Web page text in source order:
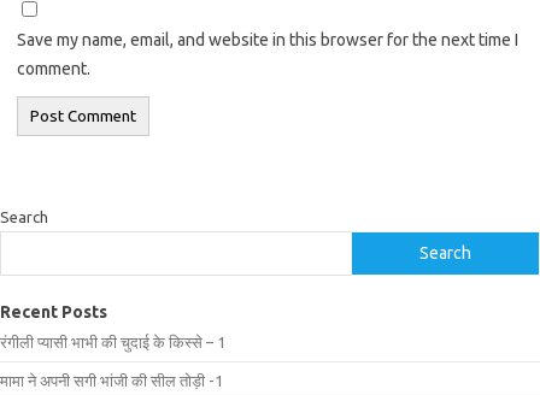
Save my name, email, and website in this browser for the next time I
comment.
Search
Search
Recent Posts
रंगीली प्यासी भाभी की चुदाई के किस्से – 1
मामा ने अपनी सगी भांजी की सील तोड़ी -1